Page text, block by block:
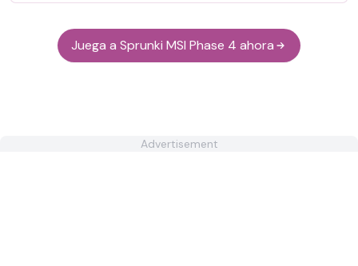
Juega a Sprunki MSI Phase 4 ahora
Advertisement